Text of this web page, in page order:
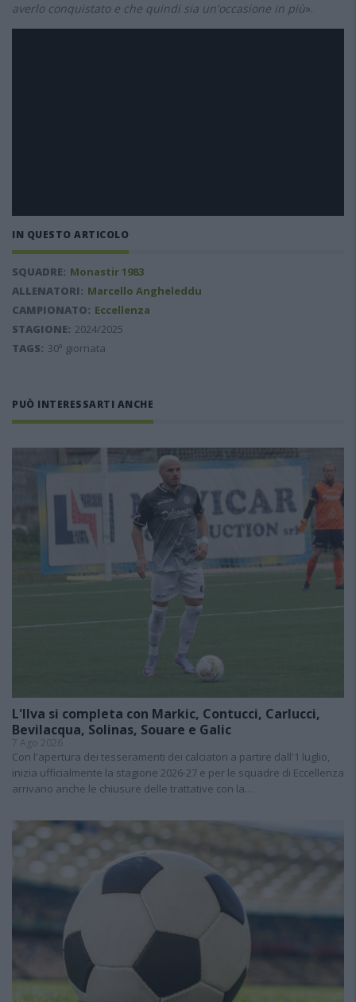
averlo conquistato e che quindi sia un'occasione in più».
IN QUESTO ARTICOLO
SQUADRE: Monastir 1983
ALLENATORI: Marcello Angheleddu
CAMPIONATO: Eccellenza
STAGIONE: 2024/2025
TAGS: 30ª giornata
PUÒ INTERESSARTI ANCHE
L'Ilva si completa con Markic, Contucci, Carlucci,
Bevilacqua, Solinas, Souare e Galic
7 Ago 2026
Con l'apertura dei tesseramenti dei calciatori a partire dall'1 luglio,
inizia ufficialmente la stagione 2026-27 e per le squadre di Eccellenza
arrivano anche le chiusure delle trattative con la…